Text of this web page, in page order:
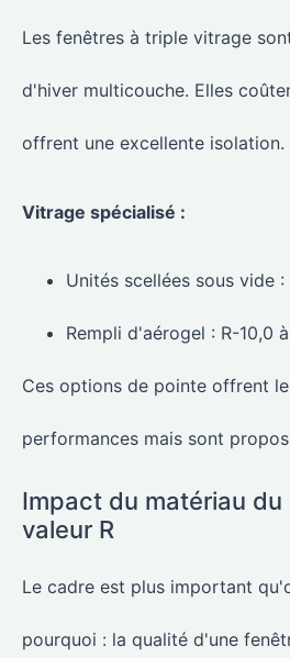
Les fenêtres à triple vitrage
d'hiver multicouche. Elles
offrent une excellente isolation.
Vitrage spécialisé :
Unités scellées sous vide :
Rempli d'aérogel : R-10,0
Ces options de pointe offrent
performances mais sont
Impact du matériau du
valeur R
Le cadre est plus important
pourquoi : la qualité d'une